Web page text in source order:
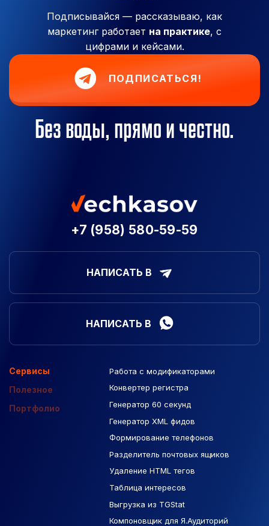
Подписывайся — рассказываю, как
маркетинг работает на практике, с
цифрами и кейсами.
ПОДПИСАТЬСЯ!
Без воды, прямо и честно.
+7 (958) 580-59-59
НАПИСАТЬ В
НАПИСАТЬ В
Сервисы
Полезное
Портфолио
Работа с модификаторами
Конвертер регистра
Генератор 60 секунд
Генератор XML фидов
Формирование телефонов
Разделитель почтовых ящиков
Удаление HTML тегов
Таблица интересов
Выгрузка из TGStat
Компоновщик для Я.Аудиторий
Подборка сайтов
Макеты Figma
База Яндекс Карты
РСЯ площадки
Созданные сайты
Контекстная реклама